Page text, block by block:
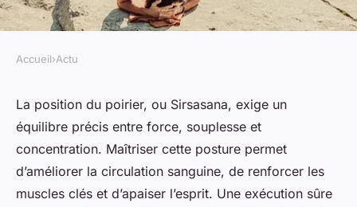
Position du poirier : conseils
pour une posture sûre et
efficace
Youssef• 16 juillet 2025•3 min de lecture
Accueil›Actu
La position du poirier, ou Sirsasana, exige un
équilibre précis entre force, souplesse et
concentration. Maîtriser cette posture permet
d’améliorer la circulation sanguine, de renforcer les
muscles clés et d’apaiser l’esprit. Une exécution sûre